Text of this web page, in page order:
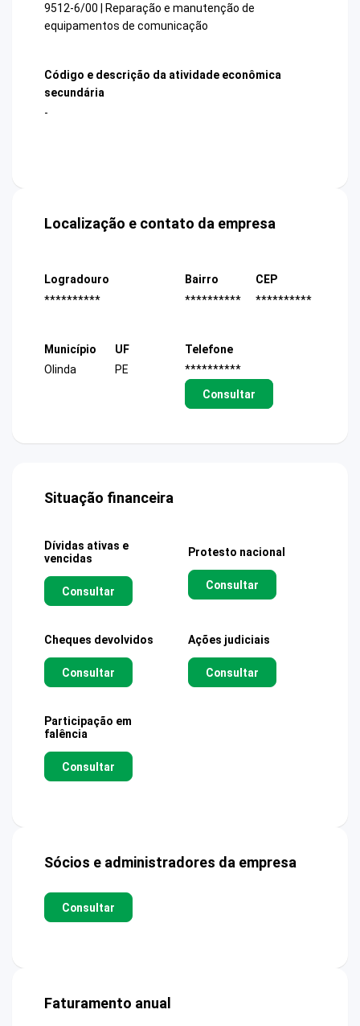
9512-6/00 | Reparação e manutenção de
equipamentos de comunicação
Código e descrição da atividade econômica
secundária
-
Localização e contato da empresa
Logradouro
**********
Bairro
**********
CEP
**********
Município
Olinda
UF
PE
Telefone
**********
Consultar
Situação financeira
Dívidas ativas e
vencidas
Consultar
Protesto nacional
Consultar
Cheques devolvidos
Consultar
Ações judiciais
Consultar
Participação em
falência
Consultar
Sócios e administradores da empresa
Consultar
Faturamento anual